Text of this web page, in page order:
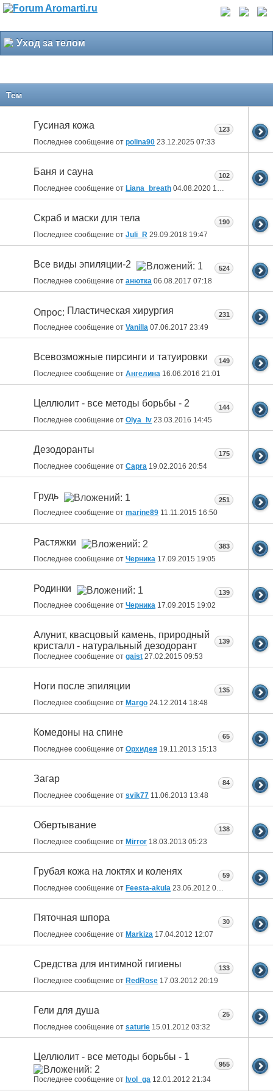
Уход за телом
Тем
Гусиная кожа
Последнее сообщение от polina90 23.12.2025 07:33
123
Баня и сауна
Последнее сообщение от Liana_breath 04.08.2020 18:21
102
Скраб и маски для тела
Последнее сообщение от Juli_R 29.09.2018 19:47
190
Все виды эпиляции-2
Последнее сообщение от анютка 06.08.2017 07:18
524
Опрос: Пластическая хирургия
Последнее сообщение от Vanilla 07.06.2017 23:49
231
Всевозможные пирсинги и татуировки
Последнее сообщение от Ангелина 16.06.2016 21:01
149
Целлюлит - все методы борьбы - 2
Последнее сообщение от Olya_Iv 23.03.2016 14:45
144
Дезодоранты
Последнее сообщение от Capra 19.02.2016 20:54
175
Грудь
Последнее сообщение от marine89 11.11.2015 16:50
251
Растяжки
Последнее сообщение от Черника 17.09.2015 19:05
383
Родинки
Последнее сообщение от Черника 17.09.2015 19:02
139
Алунит, квасцовый камень, природный
кристалл - натуральный дезодорант
Последнее сообщение от gaist 27.02.2015 09:53
139
Ноги после эпиляции
Последнее сообщение от Margo 24.12.2014 18:48
135
Комедоны на спине
Последнее сообщение от Орхидея 19.11.2013 15:13
65
Загар
Последнее сообщение от svik77 11.06.2013 13:48
84
Обертывание
Последнее сообщение от Mirror 18.03.2013 05:23
138
Грубая кожа на локтях и коленях
Последнее сообщение от Feesta-akula 23.06.2012 03:13
59
Пяточная шпора
Последнее сообщение от Markiza 17.04.2012 12:07
30
Средства для интимной гигиены
Последнее сообщение от RedRose 17.03.2012 20:19
133
Гели для душа
Последнее сообщение от saturie 15.01.2012 03:32
25
Целлюлит - все методы борьбы - 1
Последнее сообщение от Ivol_ga 12.01.2012 21:34
955